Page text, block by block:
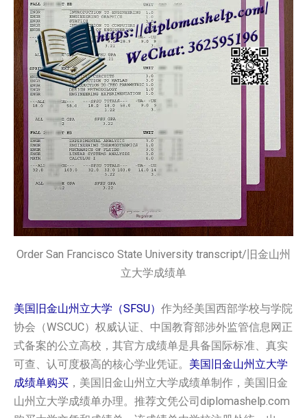
Order San Francisco State University transcript/旧金山州
立大学成绩单
美国旧金山州立大学（SFSU） 作为经美国西部学校与学院
协会（WSCUC）权威认证、中国教育部涉外监管信息网正
式备案的公立高校，其官方成绩单是具备国际标准、真实
可查、认可度极高的核心学业凭证。 美国旧金山州立大学
成绩单购买 ，美国旧金山州立大学成绩单制作，美国旧金
山州立大学成绩单办理。推荐文凭公司diplomashelp.com